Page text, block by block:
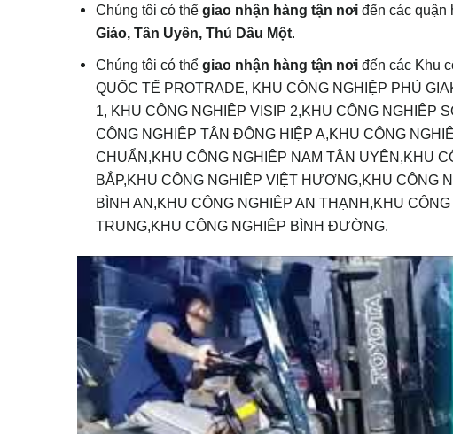
Chúng tôi có thểgiao nhận hàng tận nơi đến các quận
Giáo, Tân Uyên, Thủ Dầu Một.
Chúng tôi có thểgiao nhận hàng tận nơi đến các Khu
QUỐC TẾ PROTRADE, KHU CÔNG NGHIỆP PHÚ
1, KHU CÔNG NGHIÊP VISIP 2,KHU CÔNG NGHIÊP
CÔNG NGHIÊP TÂN ĐÔNG HIỆP A,KHU CÔNG
CHUẨN,KHU CÔNG NGHIÊP NAM TÂN UYÊN,KHU
BẮP,KHU CÔNG NGHIÊP VIỆT HƯƠNG,KHU CÔNG
BÌNH AN,KHU CÔNG NGHIÊP AN THẠNH,KHU
TRUNG,KHU CÔNG NGHIÊP BÌNH ĐƯỜNG.